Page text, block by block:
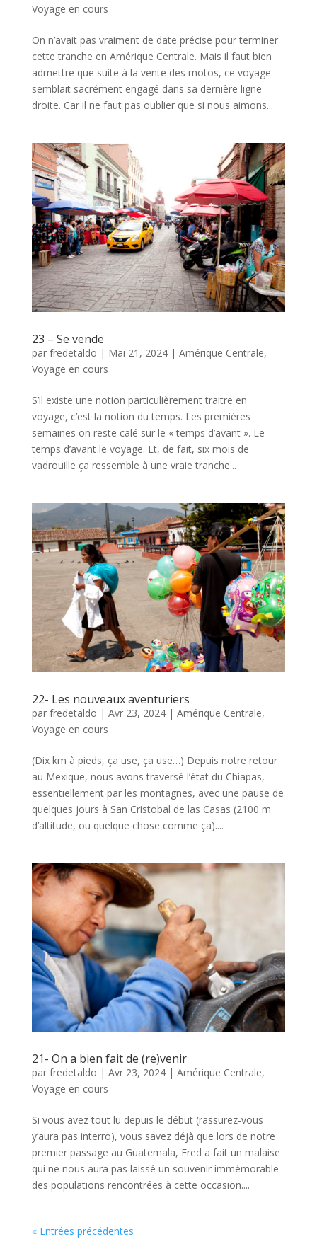
Voyage en cours
On n’avait pas vraiment de date précise pour terminer
cette tranche en Amérique Centrale. Mais il faut bien
admettre que suite à la vente des motos, ce voyage
semblait sacrément engagé dans sa dernière ligne
droite. Car il ne faut pas oublier que si nous aimons...
23 – Se vende
par fredetaldo | Mai 21, 2024| Amérique Centrale,
Voyage en cours
S’il existe une notion particulièrement traitre en
voyage, c’est la notion du temps. Les premières
semaines on reste calé sur le « temps d’avant ». Le
temps d’avant le voyage. Et, de fait, six mois de
vadrouille ça ressemble à une vraie tranche...
22- Les nouveaux aventuriers
par fredetaldo | Avr 23, 2024| Amérique Centrale,
Voyage en cours
(Dix km à pieds, ça use, ça use…) Depuis notre retour
au Mexique, nous avons traversé l’état du Chiapas,
essentiellement par les montagnes, avec une pause de
quelques jours à San Cristobal de las Casas (2100 m
d’altitude, ou quelque chose comme ça)....
21- On a bien fait de (re)venir
par fredetaldo | Avr 23, 2024| Amérique Centrale,
Voyage en cours
Si vous avez tout lu depuis le début (rassurez-vous
y’aura pas interro), vous savez déjà que lors de notre
premier passage au Guatemala, Fred a fait un malaise
qui ne nous aura pas laissé un souvenir immémorable
des populations rencontrées à cette occasion....
« Entrées précédentes